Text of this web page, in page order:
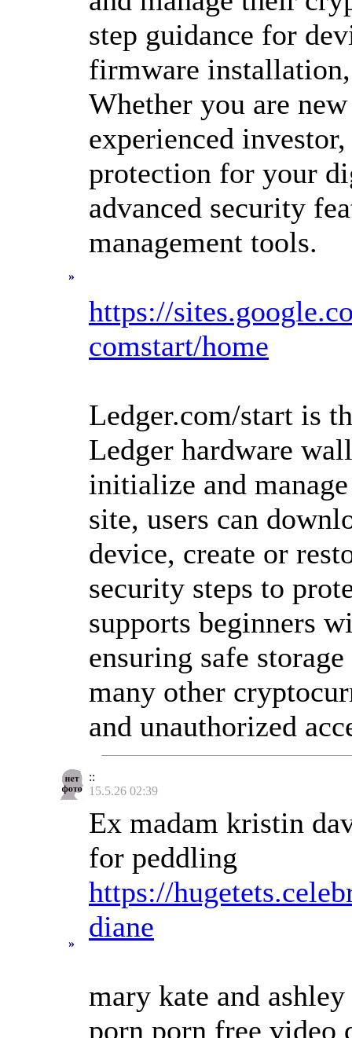
»
step guidance for
firmware
Whether you are
experienced
protection for your
advanced security
management tools.
https://
comstart/home
Ledger.com/start is
Ledger hardware
initialize and
site, users can
device, create or
security steps to
supports beginners
ensuring safe
many other
and unauthorized
::
15.5.26 02:39
»
Ex madam kristin
for peddling
https://
diane
mary kate and
porn porn free video